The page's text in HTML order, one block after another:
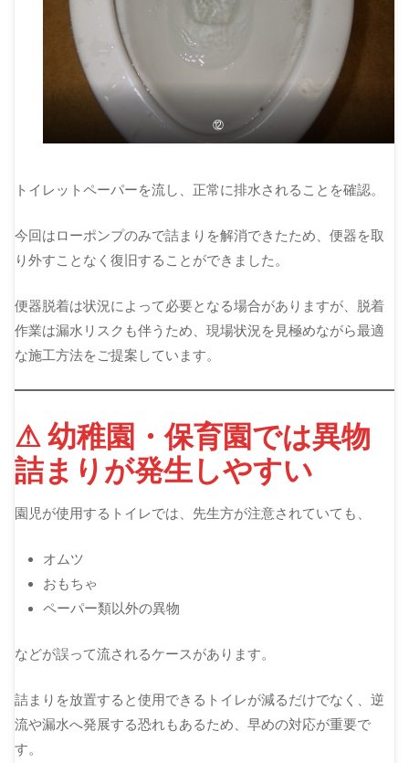
⑫
トイレットペーパーを流し、正常に排水されることを確認。
今回はローポンプのみで詰まりを解消できたため、便器を取
り外すことなく復旧することができました。
便器脱着は状況によって必要となる場合がありますが、脱着
作業は漏水リスクも伴うため、現場状況を見極めながら最適
な施工方法をご提案しています。
⚠ 幼稚園・保育園では異物
詰まりが発生しやすい
園児が使用するトイレでは、先生方が注意されていても、
オムツ
おもちゃ
ペーパー類以外の異物
などが誤って流されるケースがあります。
詰まりを放置すると使用できるトイレが減るだけでなく、逆
流や漏水へ発展する恐れもあるため、早めの対応が重要で
す。